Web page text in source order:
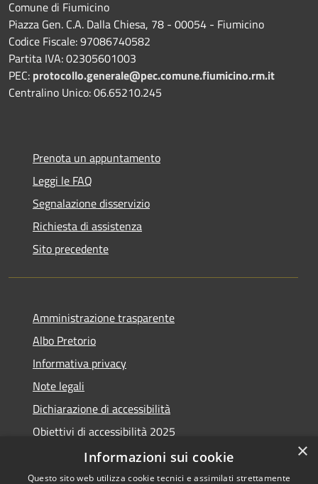
Comune di Fiumicino
Piazza Gen. C.A. Dalla Chiesa, 78 - 00054 - Fiumicino
Codice Fiscale: 97086740582
Partita IVA: 02305601003
PEC: protocollo.generale@pec.comune.fiumicino.rm.it
Centralino Unico: 06.65210.245
Prenota un appuntamento
Leggi le FAQ
Segnalazione disservizio
Richiesta di assistenza
Sito precedente
Amministrazione trasparente
Albo Pretorio
Informativa privacy
Note legali
Dichiarazione di accessibilità
Obiettivi di accessibilità 2025
Meccanismo di feedback
×
Informazioni sui cookie
Questo sito web utilizza cookie tecnici e assimilati strettamente